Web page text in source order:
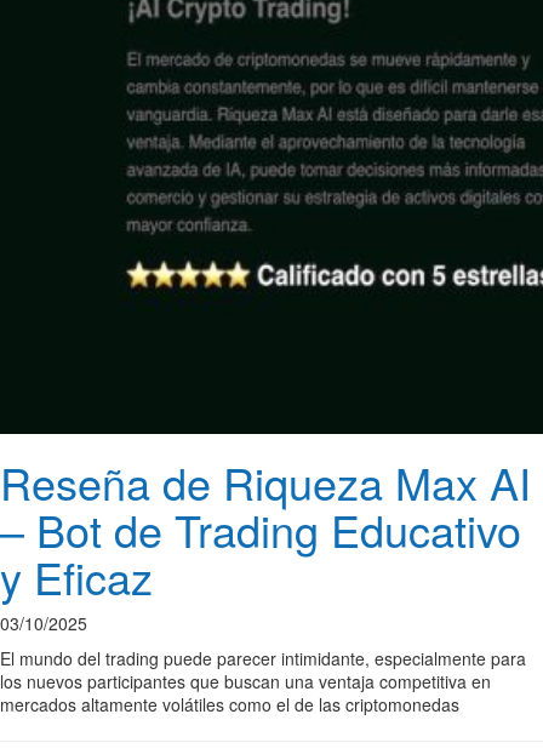
Reseña de Riqueza Max AI
– Bot de Trading Educativo
y Eficaz
03/10/2025
El mundo del trading puede parecer intimidante, especialmente para
los nuevos participantes que buscan una ventaja competitiva en
mercados altamente volátiles como el de las criptomonedas